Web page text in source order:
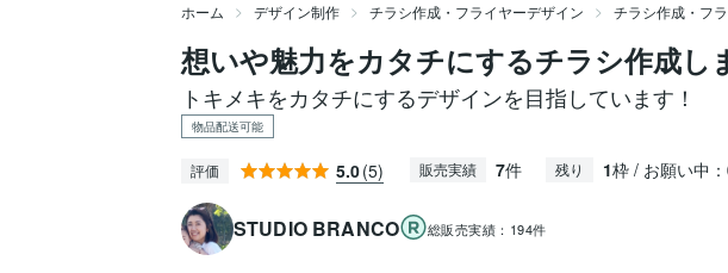
ホーム デザイン制作 チラシ作成・フライヤーデザイン チラシ作成・フ
想いや魅力をカタチにするチラシ作成し
トキメキをカタチにするデザインを目指しています！
物品配送可能
評価 5.0(5) 販売実績 7件 残り 1枠 / お願い中：
STUDIO BRANCO 総販売実績： 194件